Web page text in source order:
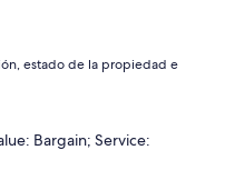
estado de la propiedad e
Bargain; Service: